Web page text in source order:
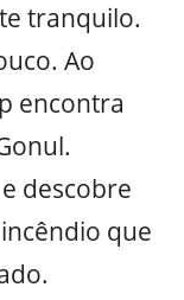
tranquilo.
Ao
encontra
descobre
que